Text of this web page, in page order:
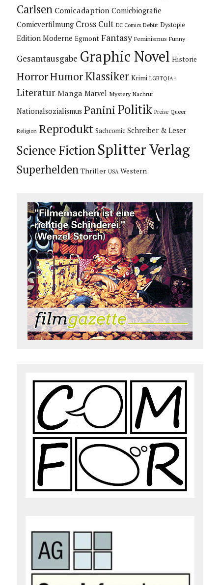
Carlsen Comicadaption Comicbiografie
Comicverfilmung Cross Cult DC Comics Debüt Dystopie
Edition Moderne Egmont Fantasy Feminismus Funny
Gesamtausgabe Graphic Novel Historie
HorrorHumorKlassiker Krimi LGBTQIA+
Literatur Manga Marvel Mystery Nachruf
Nationalsozialismus Panini Politik Preise Queer
Religion Reprodukt Sachcomic Schreiber & Leser
Science Fiction Splitter Verlag
Superhelden Thriller USA Western